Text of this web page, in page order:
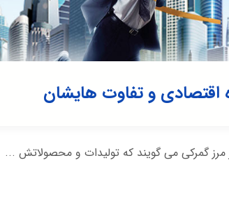
اقتصادی و تفاوت هایشان
مرز گمرکی می گویند که تولیدات و محصولاتش ...